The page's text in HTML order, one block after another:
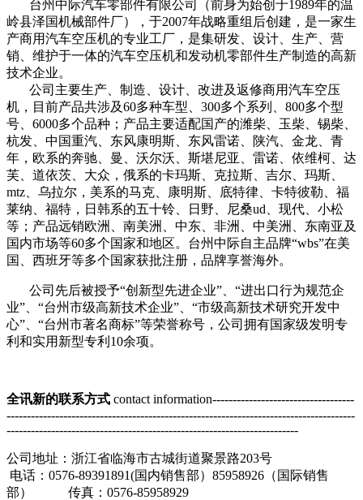
台州中际汽车零部件有限公司（前身为始创于1989年的温
岭县泽国机械部件厂），于2007年战略重组后创建，是一家生
产商用汽车空压机的专业工厂，是集研发、设计、生产、营
销、维护于一体的汽车空压机和发动机零部件生产制造的高新
技术企业。
公司主要生产、制造、设计、改进及返修商用汽车空压
机，目前产品共涉及60多种车型、300多个系列、800多个型
号、6000多个品种；产品主要适配国产的潍柴、玉柴、锡柴、
杭发、中国重汽、东风康明斯、东风雷诺、陕汽、金龙、青
年，欧系的奔驰、曼、沃尔沃、斯堪尼亚、雷诺、依维柯、达
芙、道依茨、大众，俄系的卡玛斯、克拉斯、吉尔、玛斯、
mtz、乌拉尔，美系的马克、康明斯、底特律、卡特彼勒、福
莱纳、福特，日韩系的五十铃、日野、尼桑ud、现代、小松
等；产品远销欧洲、南美洲、中东、非洲、中美洲、东南亚及
国内市场等60多个国家和地区。台州中际自主品牌“wbs”在美
国、西班牙等多个国家获批注册，品牌享誉海外。
公司先后被授予“创新型先进企业”、“进出口行为规范企
业”、“台州市级高新技术企业”、“市级高新技术研究开发中
心”、“台州市著名商标”等荣誉称号，公司拥有国家级发明专
利和实用新型专利10余项。
全讯新的联系方式 contact information-----------------------------------
--------------------------------------------------------------------------------------
------------------------------------------------------------------------
公司地址：浙江省临海市古城街道聚景路203号
电话：0576-89391891(国内销售部）85958926（国际销售
部） 传真：0576-85958929